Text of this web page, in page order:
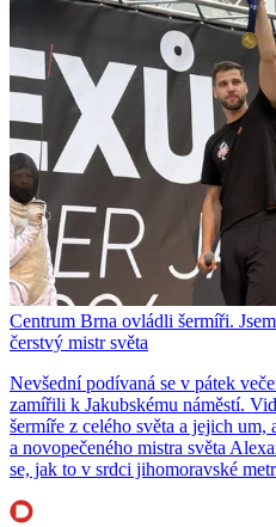
Centrum Brna ovládli šermíři.
čerstvý mistr světa
Nevšední podívaná se v pátek
zamířili k Jakubskému náměstí.
šermíře z celého světa a jejich
a novopečeného mistra světa
se, jak to v srdci jihomoravské